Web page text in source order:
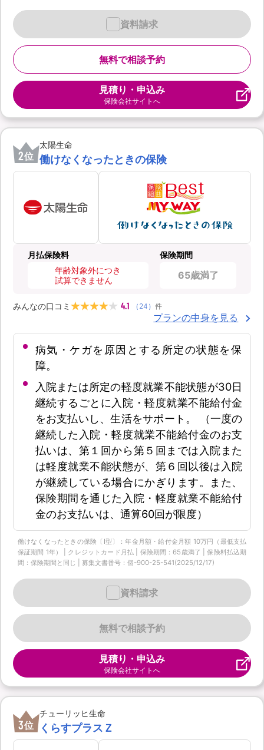
無料で相談予約
資料請求
見積り・申込み
保険会社サイトへ
2位
太陽生命
働けなくなったときの保険
月払保険料
年齢対象外につき
試算できません
保険期間
65歳満了
みんなの口コミ 4.1 （ 24 ） 件
プランの中身を見る
病気・ケガを原因とする所定の状態を保
障。
入院または所定の軽度就業不能状態が30日
継続するごとに入院・軽度就業不能給付金
をお支払いし、生活をサポート。 （一度の
継続した入院・軽度就業不能給付金のお支
払いは、第１回から第５回までは入院また
は軽度就業不能状態が、第６回以後は入院
が継続している場合にかぎります。また、
保険期間を通じた入院・軽度就業不能給付
金のお支払いは、通算60回が限度）
働けなくなったときの保険〔Ⅰ型〕：年金月額・給付金月額 10万円（最低支払
保証期間 1年） | クレジットカード月払 | 保険期間：65歳満了 | 保険料払込期
間：保険期間と同じ | 募集文書番号：個-900-25-541(2025/12/17)
無料で相談予約
資料請求
見積り・申込み
保険会社サイトへ
3位
チューリッヒ生命
くらすプラスＺ